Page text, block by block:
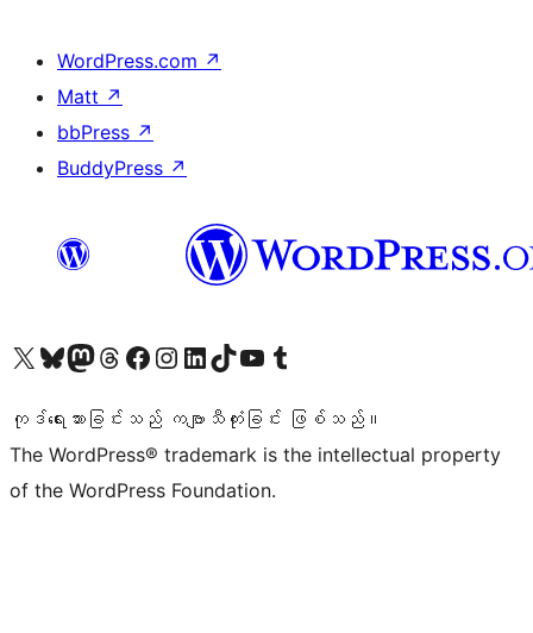
WordPress.com ↗
Matt ↗
bbPress ↗
BuddyPress ↗
ကျွန်ုပ်တို့၏ X (ယခင် Twitter) အကောင့်သို့ သွားရောက်ကြည့်ရှုပါကျွန်ုပ်တို့၏ Bluesky အကောင့်သို့ ဝင်ရောက်ကြည့်ရှုရန်
ကျွန်ုပ်တို့၏ Mastodon အကောင့်သို့ သွားရောက်ကြည့်ရှုပါကျွန်ုပ်တို့၏ Threads အကောင့်သို့ ဝင်ရောက်ကြည့်ရှုရန်
ကျွန်ုပ်တို့၏ Facebook စာမျက်နှာသို့ သွားရောက်ကြည့်ရှုပါကျွန်ုပ်တို့၏ Instagram အကောင့်သို့ သွားရောက်ကြည့်ရှုပါ ကျွန်ုပ်တို့၏ LinkedIn အကောင့်သို့ သွားရောက်ကြည့်ရှုပါကျွန်ုပ်တို့၏ TikTok အကောင့်သို့ ဝင်ရောက်ကြည့်ရှုရန်
ကျွန်ုပ်တို့၏ YouTube ချန်နယ်သို့ သွားရောက်ကြည့်ရှုပါ ကျွန်ုပ်တို့၏ Tumblr အကောင့်သို့ ဝင်ရောက်ကြည့်ရှုရန်
ကုဒ်ရေးသားခြင်းသည် ကဗျာသီကုံးခြင်း ဖြစ်သည်။
The WordPress® trademark is the intellectual property
of the WordPress Foundation.